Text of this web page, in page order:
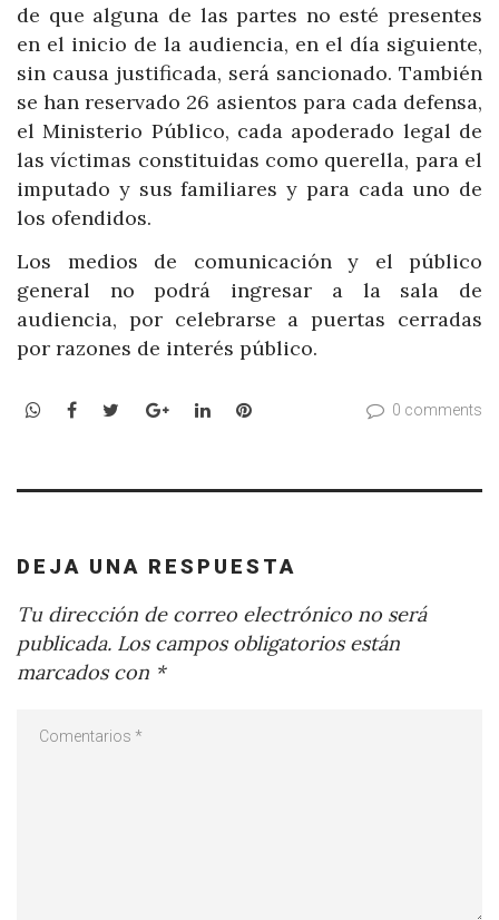
de que alguna de las partes no esté presentes
en el inicio de la audiencia, en el día siguiente,
sin causa justificada, será sancionado. También
se han reservado 26 asientos para cada defensa,
el Ministerio Público, cada apoderado legal de
las víctimas constituidas como querella, para el
imputado y sus familiares y para cada uno de
los ofendidos.
Los medios de comunicación y el público
general no podrá ingresar a la sala de
audiencia, por celebrarse a puertas cerradas
por razones de interés público.
WhatsApp
Facebook
TwitterGoogle+LinkedInPinterest 0 comments
DEJA UNA RESPUESTA
Tu dirección de correo electrónico no será
publicada. Los campos obligatorios están
marcados con *